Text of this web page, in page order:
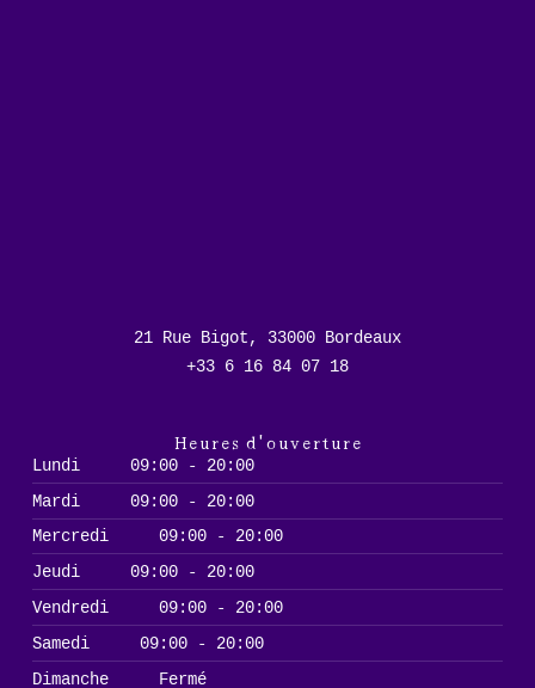
21 Rue Bigot, 33000 Bordeaux
+33 6 16 84 07 18
Heures d'ouverture
Lundi
09:00 - 20:00
Mardi
09:00 - 20:00
Mercredi
09:00 - 20:00
Jeudi
09:00 - 20:00
Vendredi
09:00 - 20:00
Samedi
09:00 - 20:00
Dimanche
Fermé